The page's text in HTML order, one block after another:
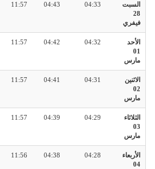
السبت
28
فيفري
04:33
04:43
11:57
الأحد
01
مارس
04:32
04:42
11:57
الاثنين
02
مارس
04:31
04:41
11:57
الثلاثاء
03
مارس
04:29
04:39
11:57
الأربعاء
04
04:28
04:38
11:56